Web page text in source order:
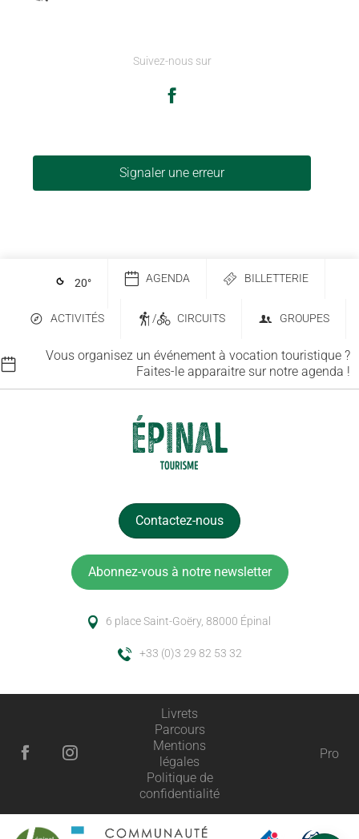
Horaires
Suivez-nous sur
Signaler une erreur
20° AGENDA BILLETTERIE
ACTIVITÉS / CIRCUITS GROUPES
Vous organisez un événement à vocation touristique ?
Faites-le apparaitre sur notre agenda !
Contactez-nous
Abonnez-vous à notre newsletter
6 place Saint-Goëry, 88000 Épinal
+33 (0)3 29 82 53 32
Livrets
Parcours
Mentions
légales
Politique de
confidentialité
Pro